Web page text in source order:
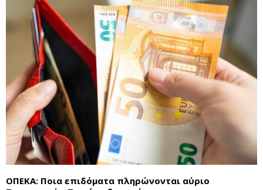
ΟΠΕΚΑ: Ποια επιδόματα πληρώνονται αύριο